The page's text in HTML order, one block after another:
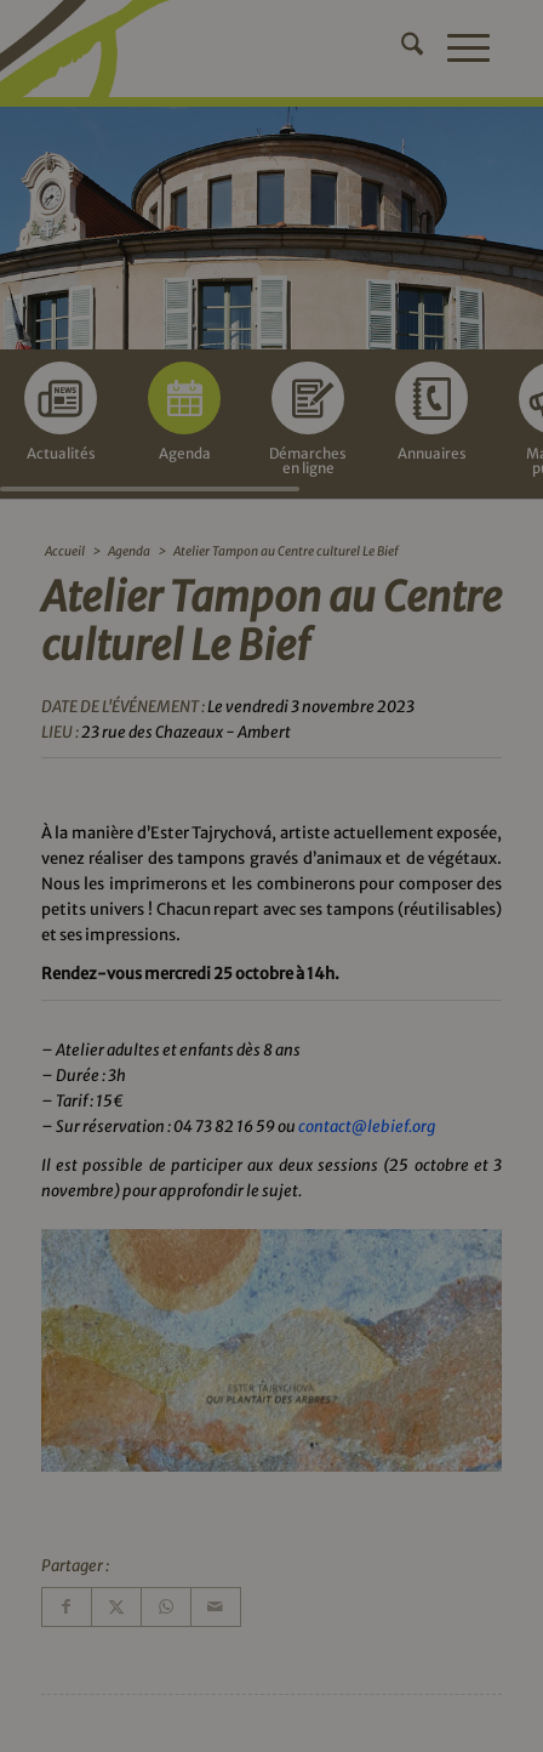
Actualités Agenda
Démarches
en ligne
Annuaires
Accueil > Agenda > Atelier Tampon au Centre culturel Le Bief
Atelier Tampon au Centre
culturel Le Bief
DATE DE L'ÉVÉNEMENT :Le vendredi 3 novembre 2023
LIEU :23 rue des Chazeaux - Ambert
À la manière d’Ester Tajrychová, artiste actuellement exposée,
venez réaliser des tampons gravés d’animaux et de végétaux.
Nous les imprimerons et les combinerons pour composer des
petits univers ! Chacun repart avec ses tampons (réutilisables)
et ses impressions.
Rendez-vous mercredi 25 octobre à 14h.
– Atelier adultes et enfants dès 8 ans
– Durée : 3h
– Tarif : 15€
– Sur réservation : 04 73 82 16 59 oucontact@lebief.org
Il est possible de participer aux deux sessions (25 octobre et 3
novembre) pour approfondir le sujet.
Partager :